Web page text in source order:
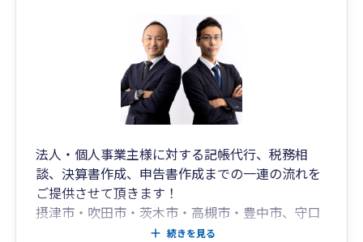
法人・個人事業主様に対する記帳代行、税務相
談、決算書作成、申告書作成までの一連の流れを
ご提供させて頂きます！
摂津市・吹田市・茨木市・高槻市・豊中市、守口
市、門真市、寝屋川市など、
続きを見る